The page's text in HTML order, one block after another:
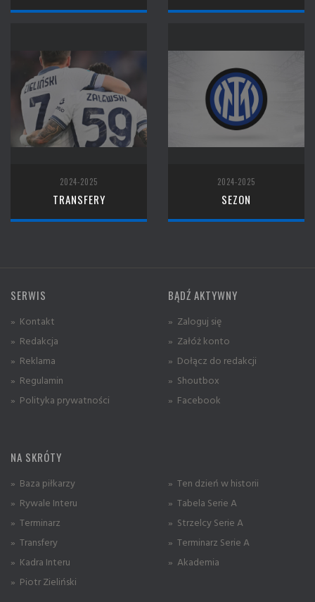
2024-2025
TRANSFERY
2024-2025
SEZON
SERWIS
» Kontakt
» Redakcja
» Reklama
» Regulamin
» Polityka prywatności
BĄDŹ AKTYWNY
» Zaloguj się
» Załóż konto
» Dołącz do redakcji
» Shoutbox
» Facebook
NA SKRÓTY
» Baza piłkarzy
» Rywale Interu
» Terminarz
» Transfery
» Kadra Interu
» Piotr Zieliński
» Ten dzień w historii
» Tabela Serie A
» Strzelcy Serie A
» Terminarz Serie A
» Akademia